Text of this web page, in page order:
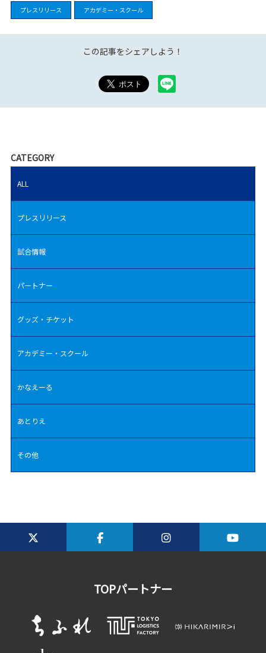
プレスリリース アカデミー・スクール
この記事をシェアしよう！
CATEGORY
ALL
プレスリリース
試合情報
パートナー
グッズ・チケット
アカデミー・スクール
かなえーる
あとりえ
その他
TOPパートナー